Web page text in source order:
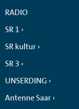
RADIO
SR 1
SR kultur
SR 3
UNSERDING
Antenne Saar